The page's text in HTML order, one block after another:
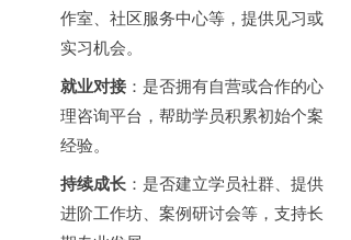
作室、社区服务中心等，提供见习或
实习机会。
就业对接 ：是否拥有自营或合作的心
理咨询平台，帮助学员积累初始个案
经验。
持续成长 ：是否建立学员社群、提供
进阶工作坊、案例研讨会等，支持长